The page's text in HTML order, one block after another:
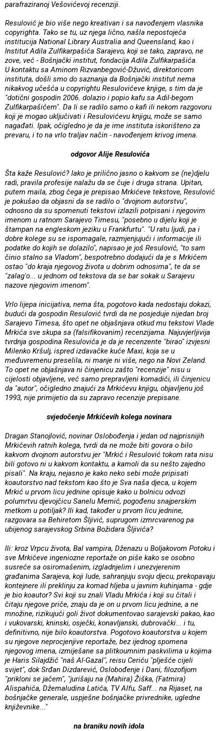
parafraziranoj Vešovićevoj recenziji.
Resulović je bio više nego kreativan i sa navođenjem vlasnika
copyrighta. Tako se tu, uz njega lično, našla nepostojeća
institucija National Library Australia and Queensland, kao i
Institut Adila Zulfikarpašića Sarajevo, koji se tako, zapravo, ne
zove, već - Bošnjački institut, fondacija Adila Zulfikarpašića.
U kontaktu sa Aminom Rizvanbegović-Džuvić, direktoricom
instituta, došli smo do saznanja da Bošnjački institut nema
nikakvog učešća u copyrightu Resulovićeve knjige, s tim da je
"dotični gospodin 2006. dolazio i popio kafu sa Adil-begom
Zulfikarpašićem". Da li se radilo samo o kafi ili nekom razgovoru
koji je mogao uključivati i Resulovićevu knjigu, može se samo
nagađati. Ipak, očigledno je da je ime instituta iskorišteno za
prevaru, i to na vrlo traljav način - navođenjem krivog imena.
odgovor Alije Resulovića
Šta kaže Resulović? Iako je prilično jasno o kakvom se (ne)djelu
radi, pravila profesije nalažu da se čuje i druga strana. Upitan,
putem maila, zbog čega je prepisao Mrkićeve tekstove, Resulović
je pokušao da objasni da se radilo o "dvojnom autorstvu",
odnosno da su spomenuti tekstovi izlazili potpisani i njegovim
imenom u ratnom Sarajevo Timesu, "posebno u dijelu koji je
štampan na engleskom jeziku u Frankfurtu". "U ratu ljudi, pa i
dobre kolege su se ispomagale, razmjenjujući i informacije ili
podatke do kojih se dolazilo", napisao je još Resulović, "to sam
činio stalno sa Vladom", bespotrebno dodajući da je s Mrkićem
ostao "do kraja njegovog života u dobrim odnosima", te da se
"zalag'o... u jednom od tekstova da se bar sokak u Sarajevu
nazove njegovim imenom".
Vrlo lijepa inicijativa, nema šta, pogotovo kada nedostaju dokazi,
budući da gospodin Resulović tvrdi da ne posjeduje nijedan broj
Sarajevo Timesa, što opet ne objašnjava otkud mu tekstovi Vlade
Mrkića sve skupa sa (falsifikovanim) recenzijama. Najuvjerljivija
tvrdnja gospodina Resulovića je da je recenzente "birao" izvjesni
Milenko Kršulj, ispred izdavačke kuće Maxi, koja se u
međuvremenu preselila, ni manje ni više, nego na Novi Zeland.
To opet ne objašnjava ni činjenicu zašto "recenzije" nisu u
cijelosti objavljene, već samo prepravljeni komadići, ili činjenicu
da "autor", očigledno znajući za Mrkićevu knjigu, objavljenu još
1993, nije primijetio da su zapravo recenzije prepisane.
svjedočenje Mrkićevih kolega novinara
Dragan Stanojlović, novinar Oslobođenja i jedan od najprisnijih
Mrkićevih ratnih kolega, tvrdi da ne može biti govora o bilo
kakvom dvojnom autorstvu jer "Mrkić i Resulović tokom rata nisu
bili gotovo ni u kakvom kontaktu, a kamoli da su nešto zajedno
pisali". Na kraju, nejasno je kako neko sebi može pripisati
koautorstvo nad tekstom kao što je Sva naša djeca, u kojem
Mrkić u prvom licu jednine opisuje kako u bolnicu odvozi
polumrtvu djevojčicu Sanelu Memić, pogođenu snajperskim
metkom u potiljak? Ili kad, također u prvom licu jednine,
razgovara sa Behiretom Šljivić, suprugom izmrcvarenog pa
ubijenog sarajevskog Srbina Božidara Šljivića?
Ili: kroz Vrpcu života, Bal vampira, Dženazu u Boljakovom Potoku i
sve Mrkićeve ingeniozne reportaže on piše kako se osobno
susreće sa osiromašenim, izgladnjelim i unezvjerenim
građanima Sarajeva, koji lude, sahranjuju svoju djecu, prekopavaju
kontejnere ili preklinju za komad hljeba u javnim kuhinjama - gdje
je bio koautor? Svi koji su znali Vladu Mrkića i koji su čitali i
čitaju njegove priče, znaju da je on u prvom licu jednine, a ne
množine, rizikujući goli život dokumentovao sarajevski pakao, kao
i vukovarski, kninski, osječki, konavljanski, dubrovački... i tu,
definitivno, nije bilo koautorstva. Pogotovo koautorstva u kojem
su njegove neprocjenjive reportaže, bez ijednog spomena
njegovog imena, izmiješane sa plitkoumnim paskvilima u kojima
je Haris Silajdžić "naš Al-Gazal", reisu Ceriću "plješće cijeli
svijet", dok Srđan Dizdarević, Oslobođenje i Dani, filozofijom
"prikloni se jačem", "jurišaju na (Mahira) Žiška, (Fatmira)
Alispahića, Džemaludina Latića, TV Alfu, Saff... na Rijaset, na
bošnjačke generale, uspješne bošnjačke privrednike, ugledne
književnike..."
na braniku novih idola